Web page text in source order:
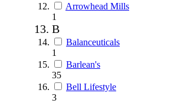
Arrowhead Mills
1
B
Balanceuticals
1
Barlean's
35
Bell Lifestyle
3